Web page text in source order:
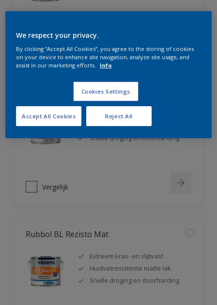
Rubbol BL Rezisto Satin
Extreem kras- en slijtvast
Huidvetresistente zijdeglanslak
Snelle droging en doorharding
Vergelijk
Rubbol BL Rezisto Mat
Extreem kras- en slijtvast
Huidvetresistente matte lak
Snelle droging en doorharding
We respect your privacy.
By clicking “Accept All Cookies”, you agree to the storing of cookies
on your device to enhance site navigation, analyze site usage, and
assist in our marketing efforts.
Info
Cookies Settings
Reject All
Accept All Cookies